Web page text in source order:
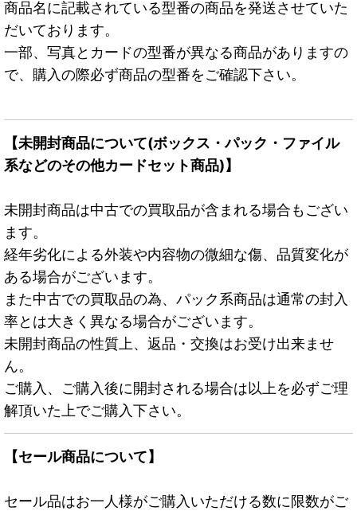
商品名に記載されている型番の商品を発送させていた
だいております。
一部、写真とカードの型番が異なる商品がありますの
で、購入の際必ず商品の型番をご確認下さい。
【未開封商品について(ボックス・パック・ファイル
系などのその他カードセット商品)】
未開封商品は中古での買取品が含まれる場合もござい
ます。
経年劣化による外装や内容物の微細な傷、品質変化が
ある場合がございます。
また中古での買取品の為、パック系商品は通常の封入
率とは大きく異なる場合がございます。
未開封商品の性質上、返品・交換はお受け出来ませ
ん。
ご購入、ご購入後に開封される場合は以上を必ずご理
解頂いた上でご購入下さい。
【セール商品について】
セール品はお一人様がご購入いただける数に限数がご